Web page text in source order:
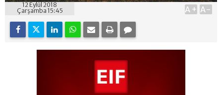
12 Eylül 2018
Çarşamba 15:45
A+ A-